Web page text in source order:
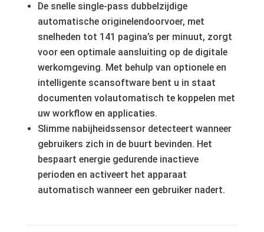
De snelle single-pass dubbelzijdige
automatische originelendoorvoer, met
snelheden tot 141 pagina’s per minuut, zorgt
voor een optimale aansluiting op de digitale
werkomgeving. Met behulp van optionele en
intelligente scansoftware bent u in staat
documenten volautomatisch te koppelen met
uw workflow en applicaties.
Slimme nabijheidssensor detecteert wanneer
gebruikers zich in de buurt bevinden. Het
bespaart energie gedurende inactieve
perioden en activeert het apparaat
automatisch wanneer een gebruiker nadert.